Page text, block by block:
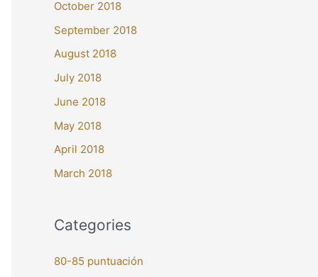
October 2018
September 2018
August 2018
July 2018
June 2018
May 2018
April 2018
March 2018
Categories
80-85 puntuación